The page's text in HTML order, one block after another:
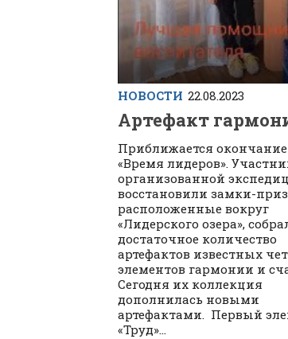
НОВОСТИ 22.08.2023
Артефакт
Приближается
«Время лидеров».
организованной
восстановили замки-
расположенные вокруг
«Лидерского озера»,
достаточное количество
артефактов известных
элементов гармонии и
Сегодня их коллекция
дополнилась новыми
артефактами. Первый
«Труд»...